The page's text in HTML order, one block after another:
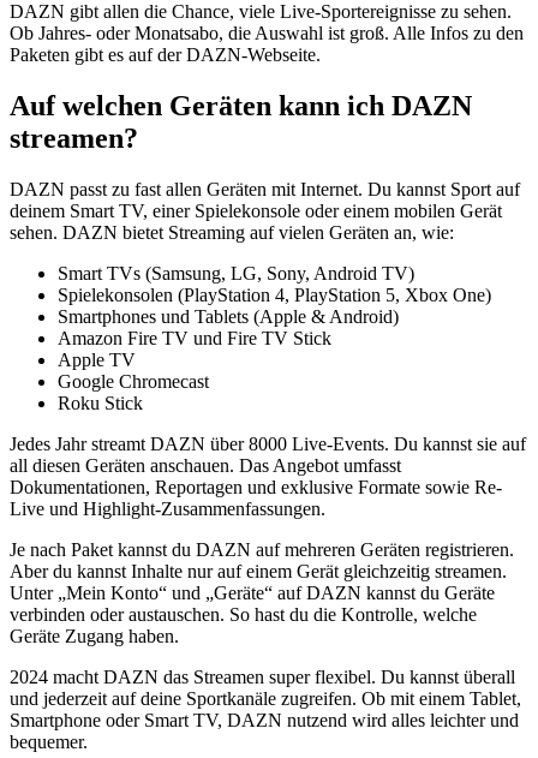
DAZN gibt allen die Chance, viele Live-Sportereignisse zu sehen.
Ob Jahres- oder Monatsabo, die Auswahl ist groß. Alle Infos zu den
Paketen gibt es auf der DAZN-Webseite.
Auf welchen Geräten kann ich DAZN
streamen?
DAZN passt zu fast allen Geräten mit Internet. Du kannst Sport auf
deinem Smart TV, einer Spielekonsole oder einem mobilen Gerät
sehen. DAZN bietet Streaming auf vielen Geräten an, wie:
Smart TVs (Samsung, LG, Sony, Android TV)
Spielekonsolen (PlayStation 4, PlayStation 5, Xbox One)
Smartphones und Tablets (Apple & Android)
Amazon Fire TV und Fire TV Stick
Apple TV
Google Chromecast
Roku Stick
Jedes Jahr streamt DAZN über 8000 Live-Events. Du kannst sie auf
all diesen Geräten anschauen. Das Angebot umfasst
Dokumentationen, Reportagen und exklusive Formate sowie Re-
Live und Highlight-Zusammenfassungen.
Je nach Paket kannst du DAZN auf mehreren Geräten registrieren.
Aber du kannst Inhalte nur auf einem Gerät gleichzeitig streamen.
Unter „Mein Konto“ und „Geräte“ auf DAZN kannst du Geräte
verbinden oder austauschen. So hast du die Kontrolle, welche
Geräte Zugang haben.
2024 macht DAZN das Streamen super flexibel. Du kannst überall
und jederzeit auf deine Sportkanäle zugreifen. Ob mit einem Tablet,
Smartphone oder Smart TV, DAZN nutzend wird alles leichter und
bequemer.